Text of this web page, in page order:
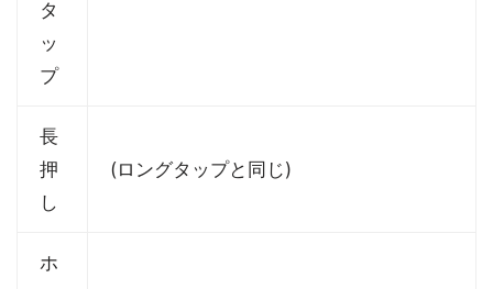
タ
ッ
プ
長
押
し
(ロングタップと同じ)
ホ